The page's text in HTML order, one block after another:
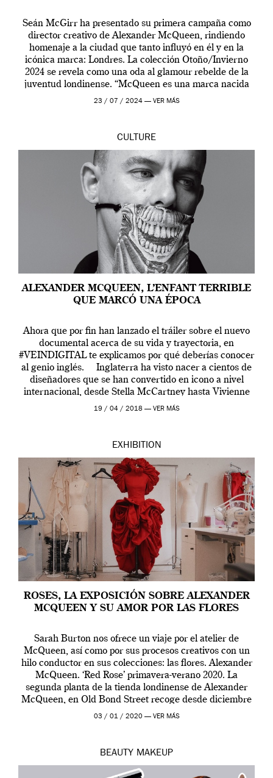
Seán McGirr ha presentado su primera campaña como
director creativo de Alexander McQueen, rindiendo
homenaje a la ciudad que tanto influyó en él y en la
icónica marca: Londres. La colección Otoño/Invierno
2024 se revela como una oda al glamour rebelde de la
juventud londinense. “McQueen es una marca nacida
en Londres y siempre ha […]
23 / 07 / 2024 — VER MÁS
CULTURE
ALEXANDER MCQUEEN, L’ENFANT TERRIBLE
QUE MARCÓ UNA ÉPOCA
Ahora que por fin han lanzado el tráiler sobre el nuevo
documental acerca de su vida y trayectoria, en
#VEINDIGITAL te explicamos por qué deberías conocer
al genio inglés. Inglaterra ha visto nacer a cientos de
diseñadores que se han convertido en icono a nivel
internacional, desde Stella McCartney hasta Vivienne
Westwood pasando […]
19 / 04 / 2018 — VER MÁS
EXHIBITION
ROSES, LA EXPOSICIÓN SOBRE ALEXANDER
MCQUEEN Y SU AMOR POR LAS FLORES
Sarah Burton nos ofrece un viaje por el atelier de
McQueen, así como por sus procesos creativos con un
hilo conductor en sus colecciones: las flores. Alexander
McQueen. ‘Red Rose’ primavera-verano 2020. La
segunda planta de la tienda londinense de Alexander
McQueen, en Old Bond Street recoge desde diciembre
de 2019 hasta final de abril […]
03 / 01 / 2020 — VER MÁS
BEAUTY MAKEUP